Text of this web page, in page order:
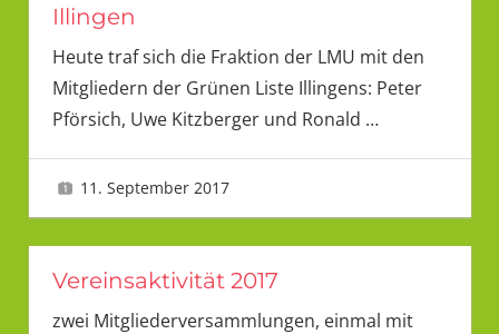
Illingen
Heute traf sich die Fraktion der LMU mit den
Mitgliedern der Grünen Liste Illingens: Peter
Pförsich, Uwe Kitzberger und Ronald …
11. September 2017
Vereinsaktivität 2017
zwei Mitgliederversammlungen, einmal mit